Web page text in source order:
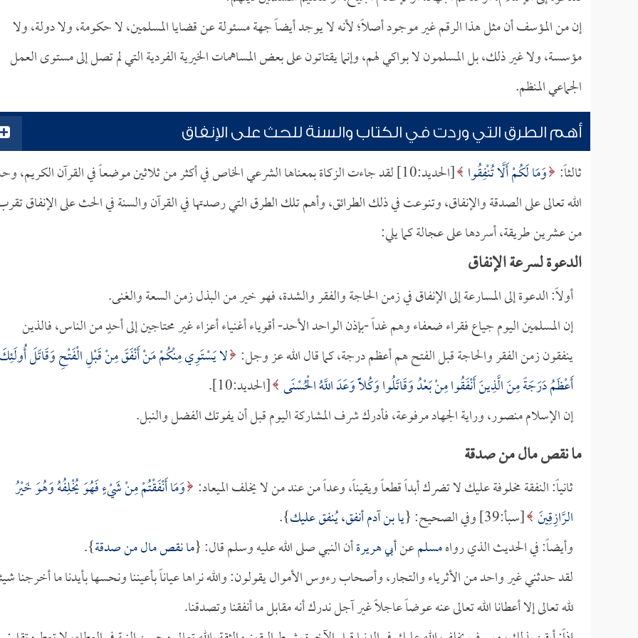
إن من المؤسف أن مثل هذا الرقم غير موجود أصلاً؛ لأنه لا يوجد أيضاً جهة مسئولة عن قضايا المسلمين، لا حكومة، ولا دولة، ولا
مؤسسة، ولا غير ذلك، بل المسلمون لا بواكي لهم، وإنما يقتاتون على بعض المساهمات الخيرية الفردية التي لم تصل إلى مستوى العمل
الجماعي المنظم.
أهم الطرق التي وردت في الكتاب والسنة للحث على الإنفاق
ثالثاً: وَمَا لَكُمْ أَلَّا تُنْفِقُوا
[الحديد:10] لقد جاءت الزكاة بمعناها الشرعي الخاص في أكثر من ثلاثين موضعاً في القرآن الكريم،
الله تعالى على الصدقة والإنفاق، وتنوعت في ذلك الطرائق، وأهم تلك الطرق التي رصدتها في القرآن والسنة في الحث على الإنفاق
من عشرين طريقة، أسردها على عجالة كما يلي:
الدعوة لسرعة الإنفاق
أولاً: الدعوة إلى المسارعة إلى الإنفاق في زمن الحاجة والفقر والشدة، فهو خير من البذل زمن السعة والغنى.
إن المسلمين اليوم جياع فقراء ضعفاء وهم غداً -بإذن الواحد الأحد- أقوياء أغنياء أعزاء غير محتاجين إلى أحدٍ من الناس، فالذين
ينفقون زمن الفقر والحاجة قبل الفتح هم أعظم درجة، كما قال الله عز وجل: لا يَسْتَوِي مِنْكُمْ مَنْ أَنْفَقَ مِنْ قَبْلِ الْفَتْحِ وَقَاتَلَ
أَعْظَمُ دَرَجَةً مِنَ الَّذِينَ أَنْفَقُوا مِنْ بَعْدُ وَقَاتَلُوا وَكُلّاً وَعَدَ اللَّهُ الْحُسْنَى [الحديد:10].
إن الإسلام منصور، وراية الجهاد مرفوعة، فأدرك شرف المشاركة اليوم قبل أن يفوتك الفضل والنبل.
ما نقص مال من صدقة
ثانياً: النفقة مخلوفة عليك لا تضرك أبداً قطعاً ويقيناً، وعداً من عند من لا يخلف الميعاد: وَمَا أَنْفَقْتُمْ مِنْ شَيْءٍ فَهُوَ يُخْلِفُهُ وَهُوَ خَيْرُ
الرَّازِقِينَ [سبأ:39] وفي الصحيح: { يا بن آدم أنفق، يُنفق عليك}.
وأيضاً: في الحديث الذي رواهمسلمعنأبي هريرةأن النبي صلى الله عليه وسلم قال: {ما نقص مال من صدقة}.
لقد حدثني غير واحد من الأثرياء والتجار، وأصحاب رءوس الأموال يقولون: والله نراها عياناً بأعيننا ونحسها بأيدنا ما أخرجنا
لله تعالى إلا أعطانا الله تعالى عنه عوضاً عاجلاً غير آجل ندرك أنه مقابل ما أنفقنا وتصدقنا.